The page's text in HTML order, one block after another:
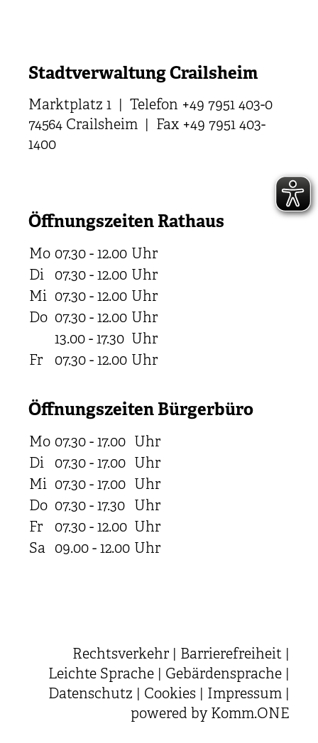
Stadtverwaltung Crailsheim
Marktplatz 1 | Telefon +49 7951 403-0
74564 Crailsheim | Fax +49 7951 403-
1400
Öffnungszeiten Rathaus
Mo 07.30 - 12.00 Uhr
Di
07.30 - 12.00 Uhr
Mi 07.30 - 12.00 Uhr
Do 07.30 - 12.00 Uhr
13.00 - 17.30 Uhr
Fr
07.30 - 12.00 Uhr
Öffnungszeiten Bürgerbüro
Mo 07.30 - 17.00 Uhr
Di
07.30 - 17.00 Uhr
Mi 07.30 - 17.00 Uhr
Do 07.30 - 17.30 Uhr
Fr
07.30 - 12.00 Uhr
Sa 09.00 - 12.00 Uhr
Rechtsverkehr Barrierefreiheit
Leichte Sprache
Gebärdensprache
Datenschutz
Cookies Impressum
powered by Komm.ONE